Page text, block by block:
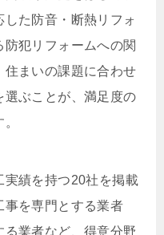
た防音・断熱リフォ
犯リフォームへの関
まいの課題に合わせ
選ぶことが、満足度の
実績を持つ20社を掲載
事を専門とする業者
業者など、得意分野